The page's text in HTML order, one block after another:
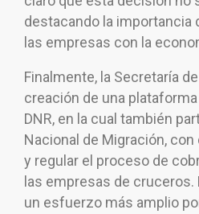
destacando la importancia
las empresas con la
Finalmente, la Secretaría
creación de una
DNR, en la cual también
Nacional de Migración,
y regular el proceso de
las empresas de
un esfuerzo más amplio